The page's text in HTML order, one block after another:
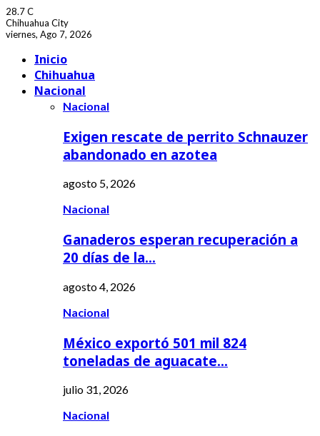
28.7C
Chihuahua City
viernes, Ago 7, 2026
Inicio
Chihuahua
Nacional
Nacional
Exigen rescate de perrito Schnauzer
abandonado en azotea
agosto 5, 2026
Nacional
Ganaderos esperan recuperación a
20 días de la…
agosto 4, 2026
Nacional
México exportó 501 mil 824
toneladas de aguacate…
julio 31, 2026
Nacional